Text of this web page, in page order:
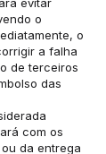
o
o
a falha
de terceiros
das
com os
da entrega